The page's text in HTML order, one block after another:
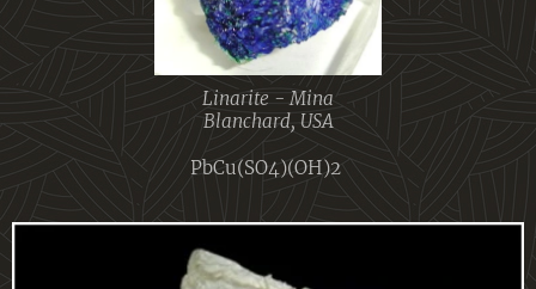
Linarite - Mina
Blanchard, USA
PbCu(SO4)(OH)2